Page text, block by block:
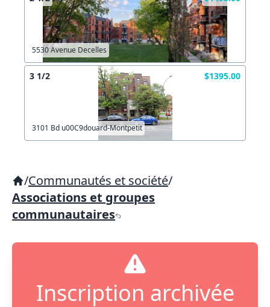
5530 Avenue Decelles
3 1/2 $1395.00
3101 Bd u00C9douard-Montpetit
/Communautés et société/
Associations et groupes
communautaires
Inscription archivée